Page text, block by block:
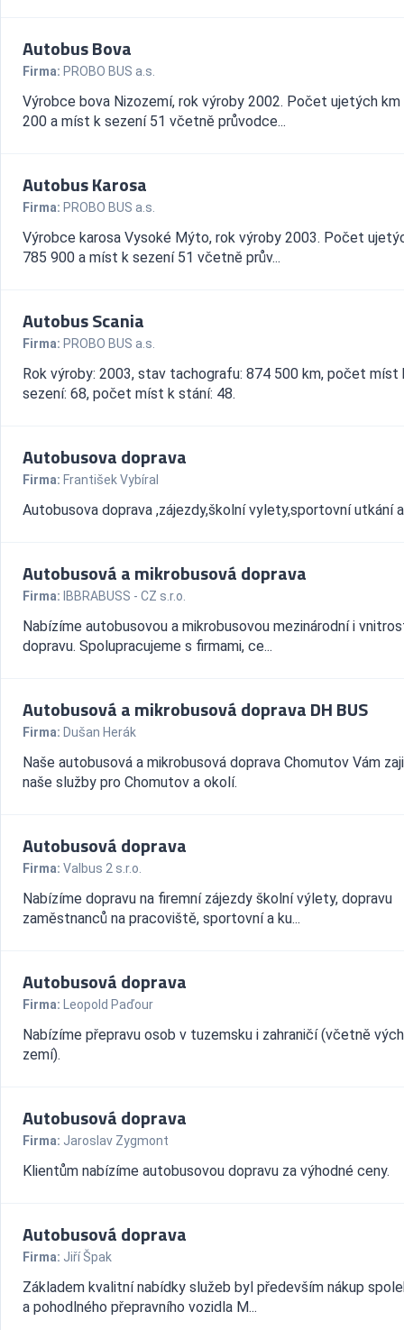
Autobus Bova
Firma: PROBO BUS a.s.
Výrobce bova Nizozemí, rok výroby 2002. Počet ujetých km
200 a míst k sezení 51 včetně průvodce...
Autobus Karosa
Firma: PROBO BUS a.s.
Výrobce karosa Vysoké Mýto, rok výroby 2003. Počet
785 900 a míst k sezení 51 včetně prův...
Autobus Scania
Firma: PROBO BUS a.s.
Rok výroby: 2003, stav tachografu: 874 500 km, počet míst
sezení: 68, počet míst k stání: 48.
Autobusova doprava
Firma: František Vybíral
Autobusova doprava ,zájezdy,školní vylety,sportovní utkání
Autobusová a mikrobusová doprava
Firma: IBBRABUSS - CZ s.r.o.
Nabízíme autobusovou a mikrobusovou mezinárodní i
dopravu. Spolupracujeme s firmami, ce...
Autobusová a mikrobusová doprava DH BUS
Firma: Dušan Herák
Naše autobusová a mikrobusová doprava Chomutov Vám
naše služby pro Chomutov a okolí.
Autobusová doprava
Firma: Valbus 2 s.r.o.
Nabízíme dopravu na firemní zájezdy školní výlety, dopravu
zaměstnanců na pracoviště, sportovní a ku...
Autobusová doprava
Firma: Leopold Paďour
Nabízíme přepravu osob v tuzemsku i zahraničí (včetně
zemí).
Autobusová doprava
Firma: Jaroslav Zygmont
Klientům nabízíme autobusovou dopravu za výhodné ceny.
Autobusová doprava
Firma: Jiří Špak
Základem kvalitní nabídky služeb byl především nákup
a pohodlného přepravního vozidla M...